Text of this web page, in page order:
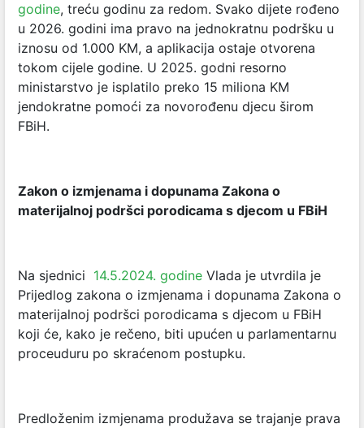
godine, treću godinu za redom. Svako dijete rođeno
u 2026. godini ima pravo na jednokratnu podršku u
iznosu od 1.000 KM, a aplikacija ostaje otvorena
tokom cijele godine. U 2025. godni resorno
ministarstvo je isplatilo preko 15 miliona KM
jendokratne pomoći za novorođenu djecu širom
FBiH.
Zakon o izmjenama i dopunama Zakona o
materijalnoj podršci porodicama s djecom u FBiH
Na sjednici 14.5.2024. godine Vlada je utvrdila je
Prijedlog zakona o izmjenama i dopunama Zakona o
materijalnoj podršci porodicama s djecom u FBiH
koji će, kako je rečeno, biti upućen u parlamentarnu
proceuduru po skraćenom postupku.
Predloženim izmjenama produžava se trajanje prava